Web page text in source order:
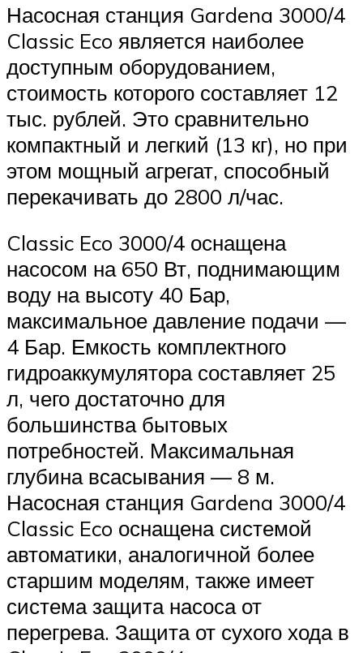
Насосная станция Gardena 3000/4
Classic Eco является наиболее
доступным оборудованием,
стоимость которого составляет 12
тыс. рублей. Это сравнительно
компактный и легкий (13 кг), но при
этом мощный агрегат, способный
перекачивать до 2800 л/час.
Classic Eco 3000/4 оснащена
насосом на 650 Вт, поднимающим
воду на высоту 40 Бар,
максимальное давление подачи —
4 Бар. Емкость комплектного
гидроаккумулятора составляет 25
л, чего достаточно для
большинства бытовых
потребностей. Максимальная
глубина всасывания — 8 м.
Насосная станция Gardena 3000/4
Classic Eco оснащена системой
автоматики, аналогичной более
старшим моделям, также имеет
система защита насоса от
перегрева. Защита от сухого хода в